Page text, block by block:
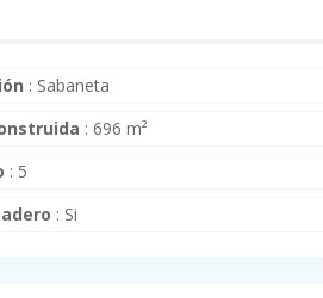
: Sabaneta
: 696 m²
: 5
: Si